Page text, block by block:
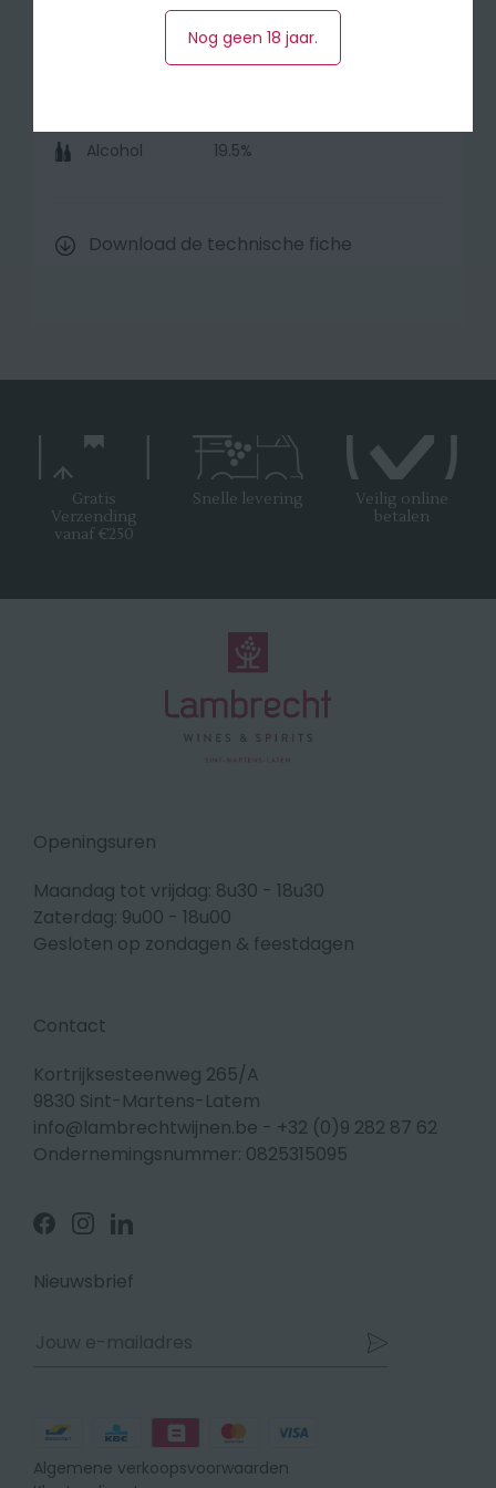
Druivensoort Touriga Nacional , Touriga
Franca en Sousao
Douro (Portugal)
Alcohol
19.5%
Download de technische fiche
Gratis
Verzending
vanaf €250
Snelle levering
Veilig online
betalen
Openingsuren
Maandag tot vrijdag: 8u30 - 18u30
Zaterdag: 9u00 - 18u00
Gesloten op zondagen & feestdagen
Contact
Kortrijksesteenweg 265/A
9830 Sint-Martens-Latem
info@lambrechtwijnen.be - +32 (0)9 282 87 62
Ondernemingsnummer: 0825315095
Volg
ons
Facebook
Volg
ons
Instagram
Volg
ons
Linkedin
Nieuwsbrief
Betaalmethodes
Algemene verkoopsvoorwaarden
Nog geen 18 jaar.